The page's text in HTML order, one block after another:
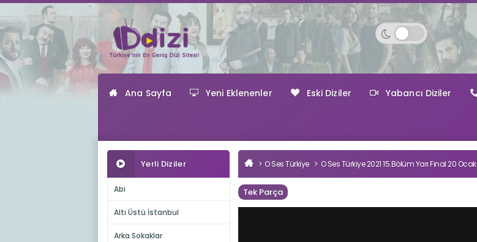
Ana Sayfa Yeni Eklenenler Eski Diziler Yabancı Diziler
Yerli Diziler
Abi
Altı Üstü İstanbul
Arka Sokaklar
O Ses Türkiye O Ses Türkiye 2021 15.Bölüm Yarı Final 20 Ocak
Tek Parça